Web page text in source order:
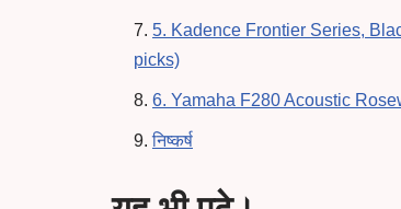
5. Kadence Frontier Series,
picks)
6. Yamaha F280 Acoustic
निष्कर्ष